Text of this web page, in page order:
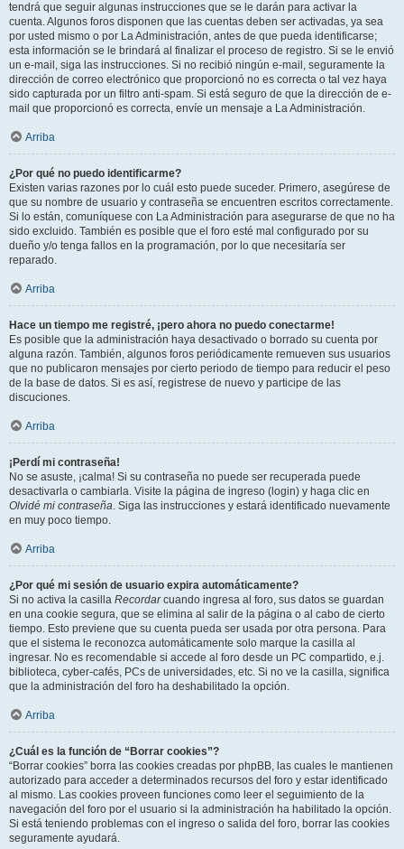
tendrá que seguir algunas instrucciones que se le darán para activar la
cuenta. Algunos foros disponen que las cuentas deben ser activadas, ya sea
por usted mismo o por La Administración, antes de que pueda identificarse;
esta información se le brindará al finalizar el proceso de registro. Si se le envió
un e-mail, siga las instrucciones. Si no recibió ningún e-mail, seguramente la
dirección de correo electrónico que proporcionó no es correcta o tal vez haya
sido capturada por un filtro anti-spam. Si está seguro de que la dirección de e-
mail que proporcionó es correcta, envíe un mensaje a La Administración.
Arriba
¿Por qué no puedo identificarme?
Existen varias razones por lo cuál esto puede suceder. Primero, asegúrese de
que su nombre de usuario y contraseña se encuentren escritos correctamente.
Si lo están, comuníquese con La Administración para asegurarse de que no ha
sido excluido. También es posible que el foro esté mal configurado por su
dueño y/o tenga fallos en la programación, por lo que necesitaría ser
reparado.
Arriba
Hace un tiempo me registré, ¡pero ahora no puedo conectarme!
Es posible que la administración haya desactivado o borrado su cuenta por
alguna razón. También, algunos foros periódicamente remueven sus usuarios
que no publicaron mensajes por cierto periodo de tiempo para reducir el peso
de la base de datos. Si es así, registrese de nuevo y participe de las
discuciones.
Arriba
¡Perdí mi contraseña!
No se asuste, ¡calma! Si su contraseña no puede ser recuperada puede
desactivarla o cambiarla. Visite la página de ingreso (login) y haga clic en
Olvidé mi contraseña. Siga las instrucciones y estará identificado nuevamente
en muy poco tiempo.
Arriba
¿Por qué mi sesión de usuario expira automáticamente?
Si no activa la casilla Recordarcuando ingresa al foro, sus datos se guardan
en una cookie segura, que se elimina al salir de la página o al cabo de cierto
tiempo. Esto previene que su cuenta pueda ser usada por otra persona. Para
que el sistema le reconozca automáticamente solo marque la casilla al
ingresar. No es recomendable si accede al foro desde un PC compartido, e.j.
biblioteca, cyber-cafés, PCs de universidades, etc. Si no ve la casilla, significa
que la administración del foro ha deshabilitado la opción.
Arriba
¿Cuál es la función de “Borrar cookies”?
“Borrar cookies” borra las cookies creadas por phpBB, las cuales le mantienen
autorizado para acceder a determinados recursos del foro y estar identificado
al mismo. Las cookies proveen funciones como leer el seguimiento de la
navegación del foro por el usuario si la administración ha habilitado la opción.
Si está teniendo problemas con el ingreso o salida del foro, borrar las cookies
seguramente ayudará.